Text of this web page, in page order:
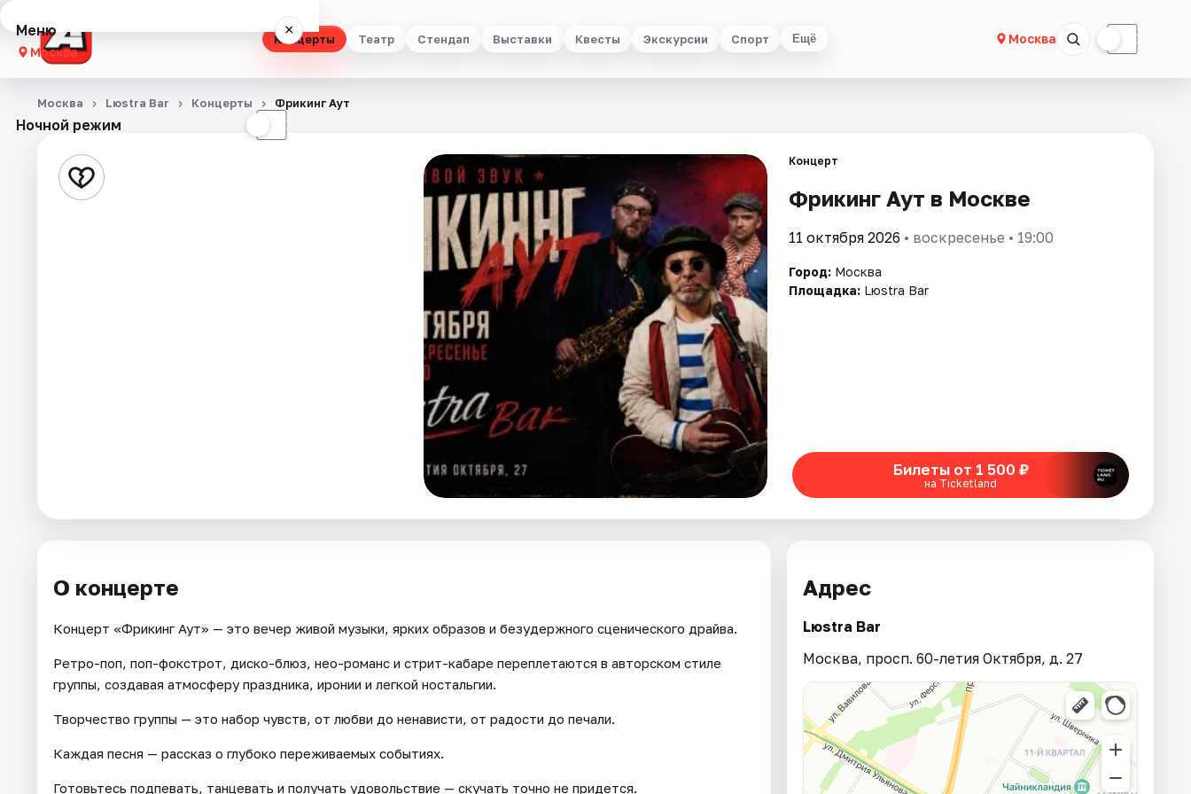
Концерты Театр Стендап Выставки Квесты Экскурсии Спорт Ещё Москва ☾
Меню ×
Москва
Концерты
Стендап
Ночной режим ☾
Москва Lюstra Bar Концерты Фрикинг Аут
Концерт
Фрикинг Аут в Москве
11 октября 2026 • воскресенье • 19:00
Город: Москва
Площадка: Lюstra Bar
Билеты от 1 500 ₽
на Ticketland
О концерте
Концерт «Фрикинг Аут» — это вечер живой музыки, ярких образов и безудержного сценического драйва.
Ретро-поп, поп-фокстрот, диско-блюз, нео-романс и стрит-кабаре переплетаются в авторском стиле
группы, создавая атмосферу праздника, иронии и легкой ностальгии.
Творчество группы — это набор чувств, от любви до ненависти, от радости до печали.
Каждая песня — рассказ о глубоко переживаемых событиях.
Готовьтесь подпевать, танцевать и получать удовольствие — скучать точно не придется.
Адрес
Lюstra Bar
Москва, просп. 60-летия Октября, д. 27